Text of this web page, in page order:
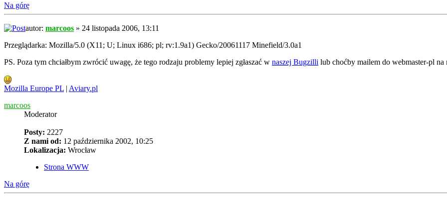
Na górę
autor: marcoos » 24 listopada 2006, 13:11
Przeglądarka: Mozilla/5.0 (X11; U; Linux i686; pl; rv:1.9a1) Gecko/20061117 Minefield/3.0a1
PS. Poza tym chciałbym zwrócić uwagę, że tego rodzaju problemy lepiej zgłaszać w naszej Bugzilli lub choćby mailem do webmaster-pl
Mozilla Europe PL | Aviary.pl
marcoos
Moderator
Posty: 2227
Z nami od: 12 października 2002, 10:25
Lokalizacja: Wrocław
Strona WWW
Na górę